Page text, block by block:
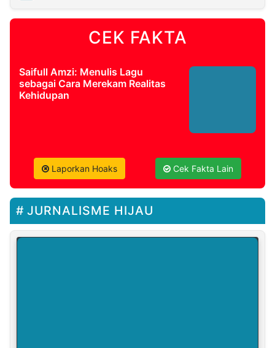
CEK FAKTA
Saifull Amzi: Menulis Lagu
sebagai Cara Merekam Realitas
Kehidupan
Laporkan Hoaks Cek Fakta Lain
JURNALISME HIJAU